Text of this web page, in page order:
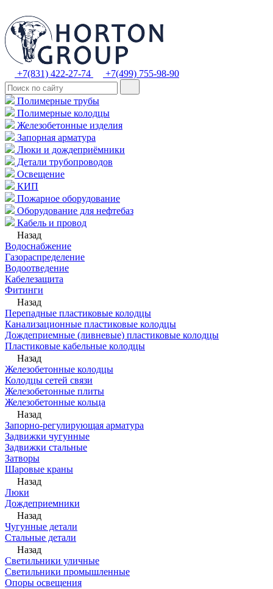
+7(831) 422-27-74 +7(499) 755-98-90
Полимерные трубы
Полимерные колодцы
Железобетонные изделия
Запорная арматура
Люки и дождеприёмники
Детали трубопроводов
Освещение
КИП
Пожарное оборудование
Оборудование для нефтебаз
Кабель и провод
Назад
Водоснабжение
Газораспределение
Водоотведение
Кабелезащита
Фитинги
Назад
Перепадные пластиковые колодцы
Канализационные пластиковые колодцы
Дождеприемные (ливневые) пластиковые колодцы
Пластиковые кабельные колодцы
Назад
Железобетонные колодцы
Колодцы сетей связи
Железобетонные плиты
Железобетонные кольца
Назад
Запорно-регулирующая арматура
Задвижки чугунные
Задвижки стальные
Затворы
Шаровые краны
Назад
Люки
Дождеприемники
Назад
Чугунные детали
Стальные детали
Назад
Светильники уличные
Светильники промышленные
Опоры освещения